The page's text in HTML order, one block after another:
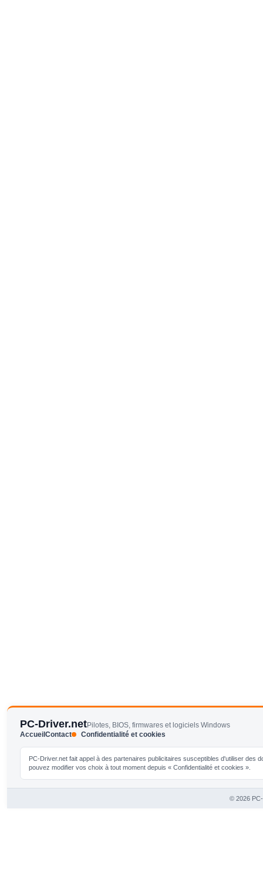
PC-Driver.netPilotes, BIOS, firmwares et logiciels Windows
AccueilContact Confidentialité et cookies
PC-Driver.net fait appel à des partenaires publicitaires susceptibles d'utiliser
pouvez modifier vos choix à tout moment depuis « Confidentialité et cookies ».
© 2026